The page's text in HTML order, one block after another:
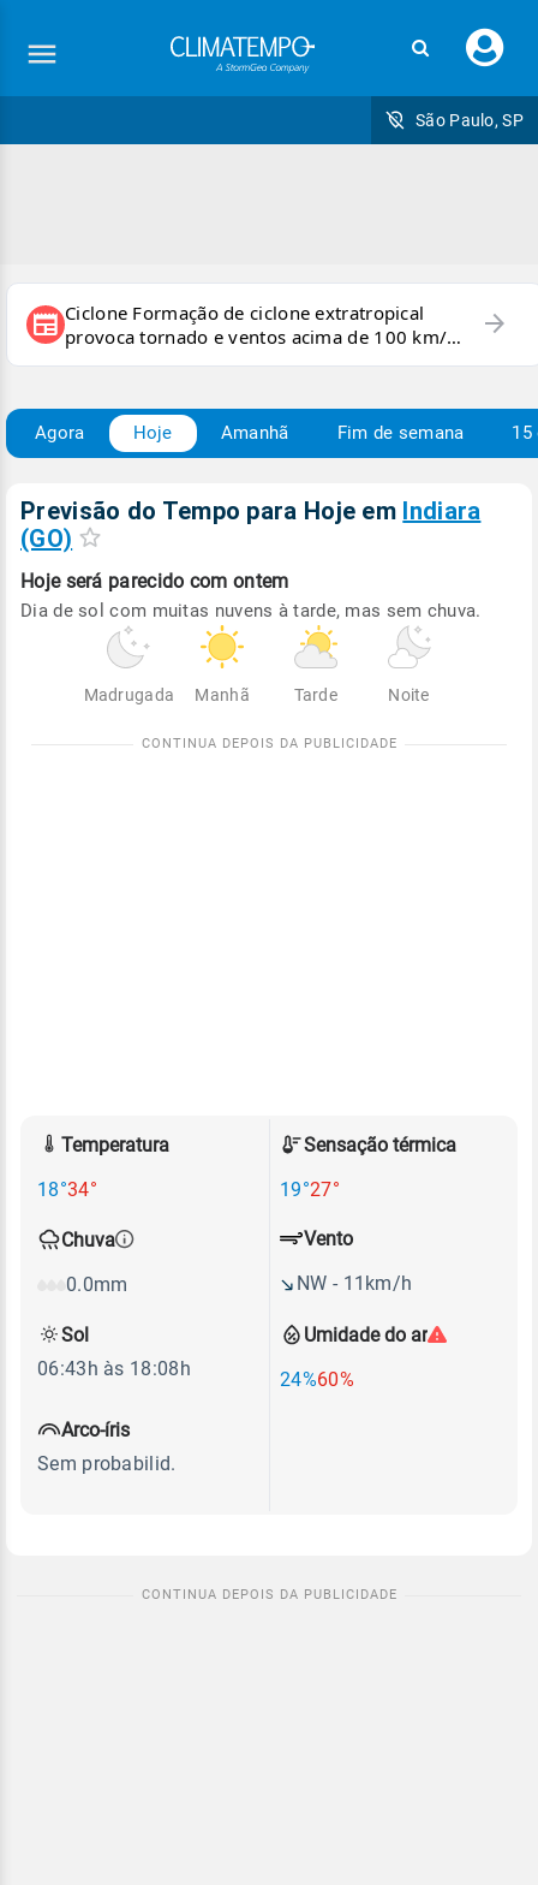
seu
São Paulo, SP
newspaper Ciclone Formação de ciclone extratropical
provoca tornado e ventos acima de 100 km/h
no RS
arrow_forward
Agora Hoje Amanhã Fim de semana 15
Previsão do Tempo para Hoje em Indiara
(GO)
Hoje será parecido com ontem
Dia de sol com muitas nuvens à tarde, mas sem chuva.
Madrugada Manhã Tarde Noite
Temperatura
18°34°
Sensação térmica
19°27°
Chuva
0.0mm
Umidade do ar
24%60%
Vento
NW - 11km/h
Sol
06:43h às 18:08h
Arco-íris
Sem probabilid.